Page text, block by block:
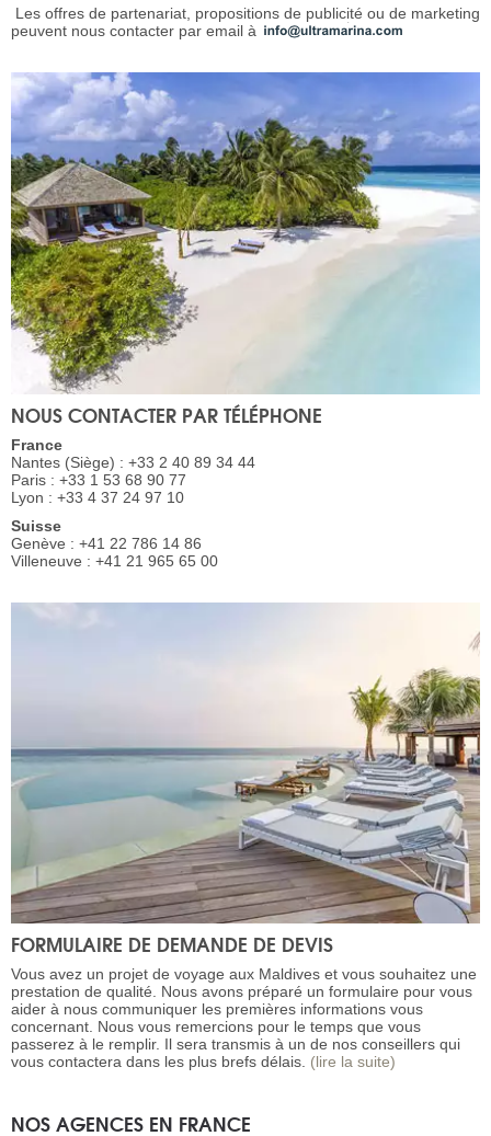
Les offres de partenariat, propositions de publicité ou de marketing
peuvent nous contacter par email à
NOUS CONTACTER PAR TÉLÉPHONE
France
Nantes (Siège) : +33 2 40 89 34 44
Paris : +33 1 53 68 90 77
Lyon : +33 4 37 24 97 10
Suisse
Genève : +41 22 786 14 86
Villeneuve : +41 21 965 65 00
FORMULAIRE DE DEMANDE DE DEVIS
Vous avez un projet de voyage aux Maldives et vous souhaitez une
prestation de qualité. Nous avons préparé un formulaire pour vous
aider à nous communiquer les premières informations vous
concernant. Nous vous remercions pour le temps que vous
passerez à le remplir. Il sera transmis à un de nos conseillers qui
vous contactera dans les plus brefs délais. (lire la suite)
NOS AGENCES EN FRANCE